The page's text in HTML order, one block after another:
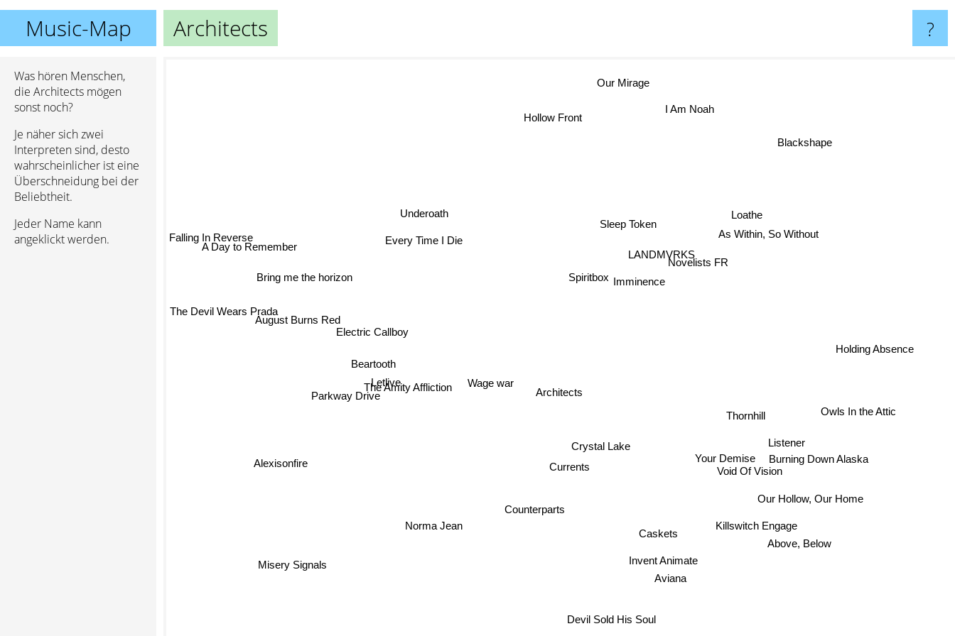
Music-Map Architects ?
Was hören Menschen,
die Architects mögen
sonst noch?
Je näher sich zwei
Interpreten sind, desto
wahrscheinlicher ist eine
Überschneidung bei der
Beliebtheit.
Jeder Name kann
angeklickt werden.
Architects
Parkway Drive
Counterparts
Bring me the horizon
Wage war
Beartooth
Currents
The Amity Affliction
Your Demise
Spiritbox
Letlive
August Burns Red
Sleep Token
Thornhill
LANDMVRKS
Devil Sold His Soul
Invent Animate
Void Of Vision
Every Time I Die
A Day to Remember
Alexisonfire
Aviana
Caskets
Loathe
The Devil Wears Prada
Underoath
Our Hollow, Our Home
Hollow Front
Killswitch Engage
Burning Down Alaska
Blackshape
Misery Signals
I Am Noah
As Within, So Without
Falling In Reverse
Above, Below
Our Mirage